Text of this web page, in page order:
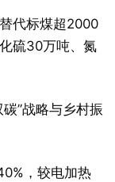
代标煤超2000
硫30万吨、氮
”战略与乡村振
，较电加热